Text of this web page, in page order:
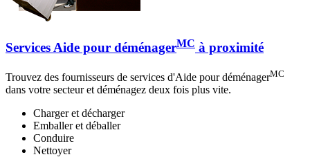
Services Aide pour déménagerMC à proximité
Trouvez des fournisseurs de services d'Aide pour déménagerMC
dans votre secteur et déménagez deux fois plus vite.
Charger et décharger
Emballer et déballer
Conduire
Nettoyer